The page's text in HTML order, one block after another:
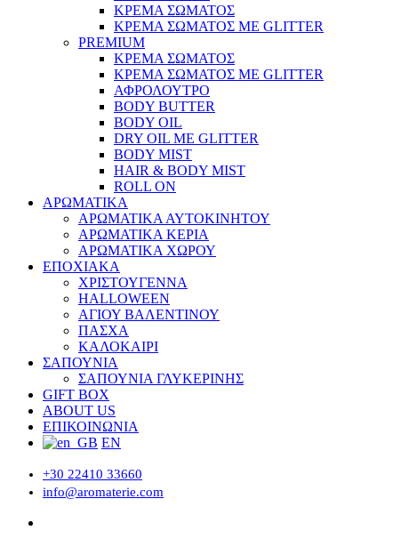
ΚΡΕΜΑ ΣΩΜΑΤΟΣ
ΚΡΕΜΑ ΣΩΜΑΤΟΣ ΜΕ GLITTER
PREMIUM
ΚΡΕΜΑ ΣΩΜΑΤΟΣ
ΚΡΕΜΑ ΣΩΜΑΤΟΣ ΜΕ GLITTER
ΑΦΡΟΛΟΥΤΡΟ
BODY BUTTER
BODY OIL
DRY OIL ΜΕ GLITTER
BODY MIST
HAIR & BODY MIST
ROLL ON
ΑΡΩΜΑΤΙΚΑ
ΑΡΩΜΑΤΙΚΑ ΑΥΤΟΚΙΝΗΤΟΥ
ΑΡΩΜΑΤΙΚΑ ΚΕΡΙΑ
ΑΡΩΜΑΤΙΚΑ ΧΩΡΟΥ
ΕΠΟΧΙΑΚΑ
ΧΡΙΣΤΟΥΓΕΝΝΑ
HALLOWEEN
ΑΓΙΟΥ ΒΑΛΕΝΤΙΝΟΥ
ΠΑΣΧΑ
ΚΑΛΟΚΑΙΡΙ
ΣΑΠΟΥΝΙΑ
ΣΑΠΟΥΝΙΑ ΓΛΥΚΕΡΙΝΗΣ
GIFT BOX
ABOUT US
ΕΠΙΚΟΙΝΩΝΙΑ
EN
+30 22410 33660
info@aromaterie.com